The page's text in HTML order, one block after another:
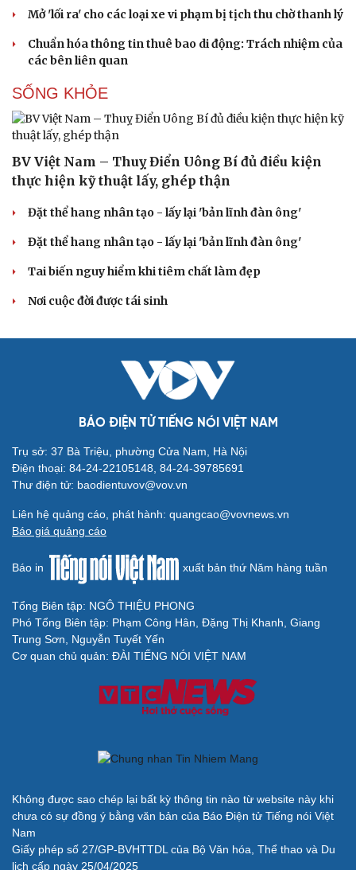
Du lịch
Săn Tour
check-in
Cửa sổ tình yêu
Cải chính
Mở 'lối ra' cho các loại xe vi phạm bị tịch thu chờ thanh lý
Chuẩn hóa thông tin thuê bao di động: Trách nhiệm của
các bên liên quan
SỐNG KHỎE
BV Việt Nam – Thuỵ Điển Uông Bí đủ điều kiện
thực hiện kỹ thuật lấy, ghép thận
Đặt thể hang nhân tạo - lấy lại 'bản lĩnh đàn ông'
Đặt thể hang nhân tạo - lấy lại 'bản lĩnh đàn ông'
Tai biến nguy hiểm khi tiêm chất làm đẹp
Nơi cuộc đời được tái sinh
BÁO ĐIỆN TỬ TIẾNG NÓI VIỆT NAM
Trụ sở: 37 Bà Triệu, phường Cửa Nam, Hà Nội
Điện thoại: 84-24-22105148, 84-24-39785691
Thư điện tử: baodientuvov@vov.vn
Liên hệ quảng cáo, phát hành: quangcao@vovnews.vn
Báo giá quảng cáo
Báo in xuất bản thứ Năm hàng tuần
Tổng Biên tập: NGÔ THIỆU PHONG
Phó Tổng Biên tập: Phạm Công Hân, Đặng Thị Khanh, Giang
Trung Sơn, Nguyễn Tuyết Yến
Cơ quan chủ quản: ĐÀI TIẾNG NÓI VIỆT NAM
Không được sao chép lại bất kỳ thông tin nào từ website này khi
chưa có sự đồng ý bằng văn bản của Báo Điện tử Tiếng nói Việt
Nam
Giấy phép số 27/GP-BVHTTDL của Bộ Văn hóa, Thể thao và Du
lịch cấp ngày 25/04/2025